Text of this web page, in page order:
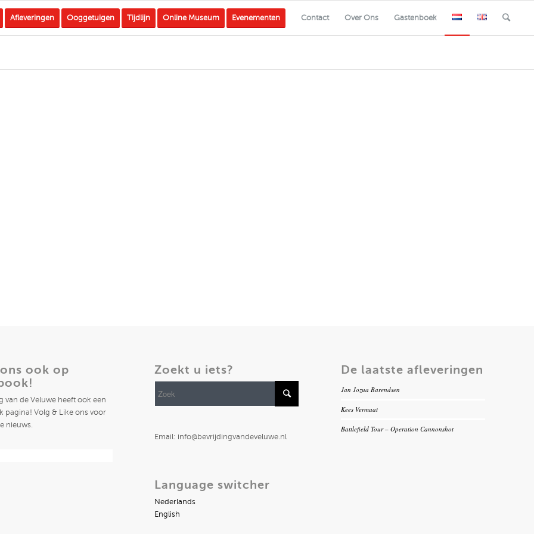
Afleveringen Ooggetuigen Tijdlijn Online Museum Evenementen Contact Over Ons Gastenboek
ook op
van de Veluwe heeft ook een
pagina! Volg & Like ons voor
nieuws.
Zoekt u iets?
Email: info@bevrijdingvandeveluwe.nl
Language switcher
Nederlands
English
De laatste afleveringen
Jan Jozua Barendsen
Kees Vermaat
Battlefield Tour – Operation Cannonshot